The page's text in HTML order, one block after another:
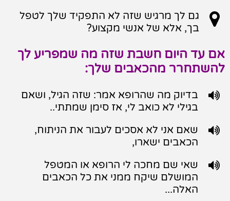

גם לך מרגיש שזה לא התפקיד שלך לטפל
בך, אלא של אנשי מקצוע?
אם עד היום חשבת שזה מה שמפריע לך
להשתחרר מהכאבים שלך:

בדיוק מה שהרופא אמר: שזה הגיל, ושאם
בגילי לא כואב לי, אז סימן שמתתי..

שאם אני לא אסכים לעבור את הניתוח,
הכאבים ישארו,

שאי שם מחכה לי הרופא או המטפל
המושלם שיקח ממני את כל הכאבים
האלה...